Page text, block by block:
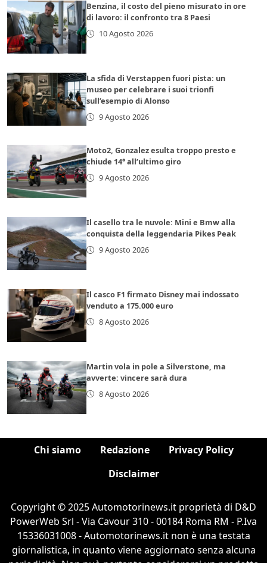
Benzina, il costo del pieno misurato in ore
di lavoro: il confronto tra 8 Paesi
10 Agosto 2026
La sfida di Verstappen fuori pista: un
museo per celebrare i suoi trionfi
sull’esempio di Alonso
9 Agosto 2026
Moto2, Gonzalez esulta troppo presto e
chiude 14° all’ultimo giro
9 Agosto 2026
Il casello tra le nuvole: Mini e Bmw alla
conquista della leggendaria Pikes Peak
9 Agosto 2026
Il casco F1 firmato Disney mai indossato
venduto a 175.000 euro
8 Agosto 2026
Martin vola in pole a Silverstone, ma
avverte: vincere sarà dura
8 Agosto 2026
Chi siamo Redazione
Privacy Policy
Disclaimer
Copyright © 2025 Automotorinews.it proprietà di D&D
PowerWeb Srl - Via Cavour 310 - 00184 Roma RM - P.Iva
15336031008 - Automotorinews.it non è una testata
giornalistica, in quanto viene aggiornato senza alcuna